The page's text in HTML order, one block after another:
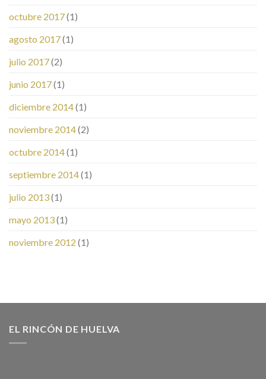
octubre 2017(1)
agosto 2017(1)
julio 2017(2)
junio 2017(1)
diciembre 2014(1)
noviembre 2014(2)
octubre 2014(1)
septiembre 2014(1)
julio 2013(1)
mayo 2013(1)
noviembre 2012 (1)
EL RINCÓN DE HUELVA